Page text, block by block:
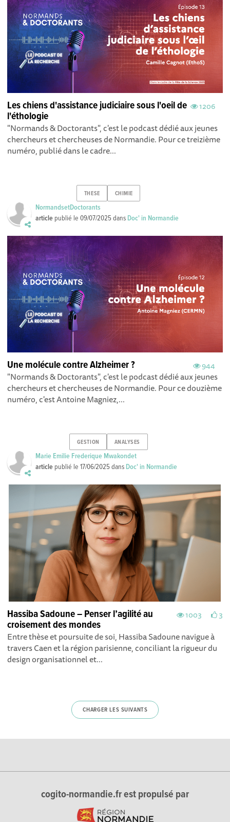
1206
Les chiens d'assistance judiciaire sous l'oeil de
l'éthologie
"Normands & Doctorants", c'est le podcast dédié aux jeunes
chercheurs et chercheuses de Normandie. Pour ce treizième
numéro, publié dans le cadre...
THESE CHIMIE
NormandsetDoctorants
article publié le09/07/2025dans Doc' in Normandie
944
Une molécule contre Alzheimer ?
"Normands & Doctorants", c'est le podcast dédié aux jeunes
chercheurs et chercheuses de Normandie. Pour ce douzième
numéro, c'est Antoine Magniez,...
GESTION ANALYSES
Marie Emilie Frederique Mwakondet
article publié le17/06/2025dans Doc' in Normandie
1003 3
Hassiba Sadoune – Penser l’agilité au
croisement des mondes
Entre thèse et poursuite de soi, Hassiba Sadoune navigue à
travers Caen et la région parisienne, conciliant la rigueur du
design organisationnel et...
CHARGER LES SUIVANTS
cogito-normandie.fr est propulsé par